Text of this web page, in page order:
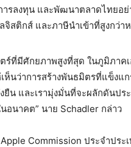
รลงทุน และพัฒนาตลาดไทยอ
สติกส์ และภาษีนำเข้าที่สูงกว่า
ที่มีศักยภาพสูงที่สุด ในภูมิภาคเ
ห็นว่าการสร้างพันธมิตรที่แข็งแ
น และเรามุ่งมั่นที่จะผลักดันปร
นาคต” นาย Schadler กล่าว
Commission ประจำประ